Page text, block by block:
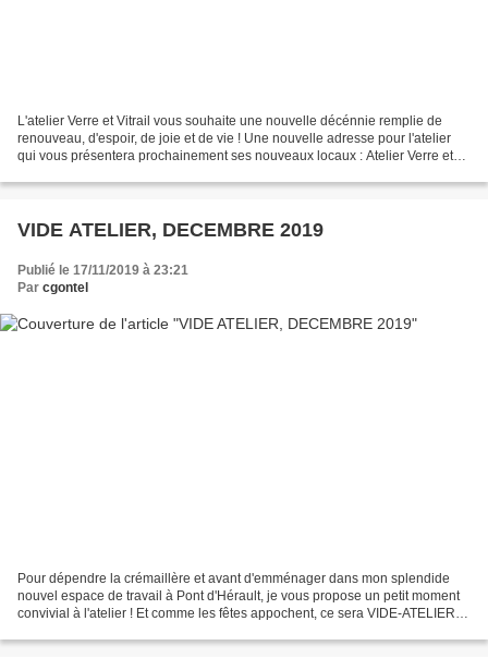
L'atelier Verre et Vitrail vous souhaite une nouvelle décénnie remplie de
renouveau, d'espoir, de joie et de vie ! Une nouvelle adresse pour l'atelier
qui vous présentera prochainement ses nouveaux locaux : Atelier Verre et
VIDE ATELIER, DECEMBRE 2019
Publié le 17/11/2019 à 23:21
Par cgontel
Pour dépendre la crémaillère et avant d'emménager dans mon splendide
nouvel espace de travail à Pont d'Hérault, je vous propose un petit moment
convivial à l'atelier ! Et comme les fêtes appochent, ce sera VIDE-ATELIER